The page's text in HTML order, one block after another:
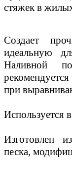
стяжек в
Создает
идеальную
Наливной
при
Используется
Изготовлен
песка,